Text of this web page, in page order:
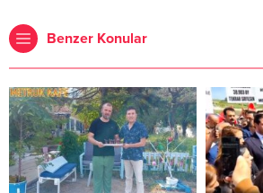
Benzer Konular